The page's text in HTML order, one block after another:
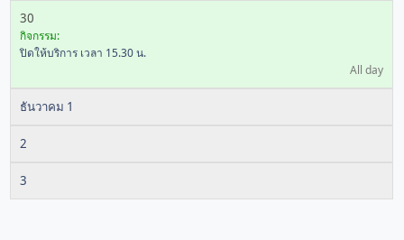
30
กิจกรรม:
ปิดให้บริการ เวลา 15.30 น.
All day
ธันวาคม 1
2
3